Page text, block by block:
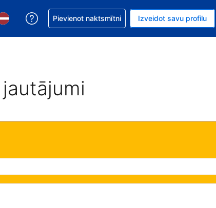
valūtu. Jūsu pašreizējā valūta ir Eiro.
Izvēlēties valodu. Jūsu pašreizējā valoda ir Latviski.
Saņemiet palīdzību saistībā ar savu
Pievienot naktsmītni Izveidot savu profilu